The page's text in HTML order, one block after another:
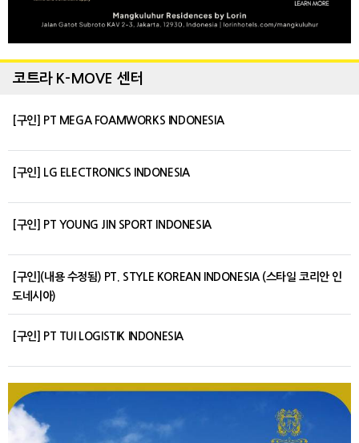
코트라 K-MOVE 센터
[구인] PT MEGA FOAMWORKS INDONESIA
[구인] LG ELECTRONICS INDONESIA
[구인] PT YOUNG JIN SPORT INDONESIA
[구인](내용 수정됨) PT. STYLE KOREAN INDONESIA (스타일 코리안 인
도네시아)
[구인] PT TUI LOGISTIK INDONESIA